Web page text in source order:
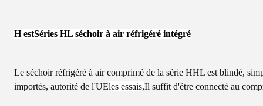
H estSéries HL séchoir à air réfrigéré intégré
Le séchoir réfrigéré à air comprimé de la série HHL est blindé,
importés, autorité de l'UEles essais,Il suffit d'être connecté au